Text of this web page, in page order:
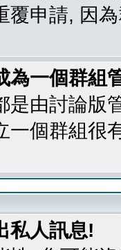
覆申請, 因
為一個群組
是由討論版
一個群組很
私人訊息!